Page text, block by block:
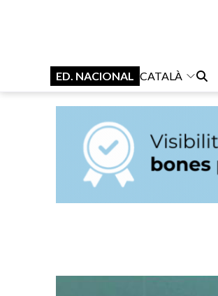
ED. NACIONAL CATALÀ